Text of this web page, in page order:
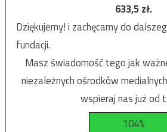
633,5zł.
Dziękujemy! i zachęcamy do
fundacji.
Masz świadomość tego jak
niezależnych ośrodków
wspieraj nas już od
104%